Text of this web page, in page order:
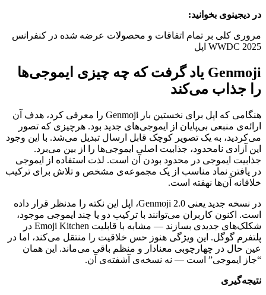
در دیجینوی بخوانید:
مروری کلی بر تمام اتفاقات و محصولات عرضه شده در کنفرانس
WWDC 2025 اپل
Genmoji یاد گرفت که چه چیزی ایموجی‌ها
را جذاب می‌کند
هنگامی که اپل برای نخستین بار Genmoji را معرفی کرد، هدف آن
ارائه‌ی منبعی بی‌پایان از ایموجی‌های جدید بود. هرچیزی که تصور
می‌کردید، به یک تصویر کوچک قابل ارسال تبدیل می‌شد. با این وجود
این آزادی نامحدود، جذابیت اصلی ایموجی‌ها را از بین می‌برد.
جذابیت ایموجی در محدود بودن آن است. لذت استفاده از ایموجی
در یافتن نماد مناسب از یک مجموعه‌ی مشخص و تلاش برای ترکیب
خلاقانه آن‌ها نهفته است.
در نسخه جدید یعنی Genmoji 2.0، اپل این نکته را مدنظر قرار داده
است. اکنون کاربران می‌توانند با ترکیب دو یا چند ایموجی موجود،
شکلک‌های جدیدی بسازند — مشابه با قابلیت Emoji Kitchen در
پلتفرم گوگل. این ویژگی هنوز حس خلاقیت را منتقل می‌کند، اما در
عین حال در چهارچوبی معنادار و منظم باقی می‌ماند. این همان
“جاز ایموجی” است — نه نسخه‌ی آشفته‌ی آن.
نتیجه‌گیری